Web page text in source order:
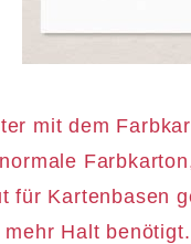
mit dem
für Kartenbasen
Halt